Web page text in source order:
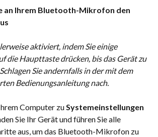
an Ihrem Bluetooth-Mikrofon den
aktiviert, indem Sie einige
die Haupttaste drücken, bis das Gerät zu
Sie andernfalls in der mit dem
Bedienungsanleitung nach.
Computer zu Systemeinstellungen
Sie Ihr Gerät und führen Sie alle
aus, um das Bluetooth-Mikrofon zu